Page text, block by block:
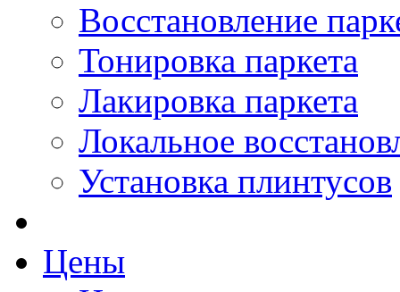
Восстановление
Тонировка паркета
Лакировка паркета
Локальное
Установка плинтусов
Цены